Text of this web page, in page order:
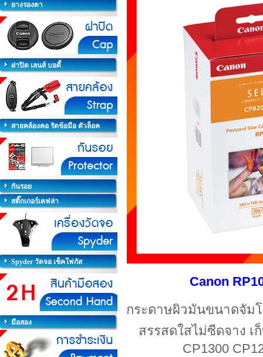
ยางรองตา
ฝาปิด เลนส์ บอดี้
สายคล้องคอ รัดข้อมือ ตัวล็อค
กันรอย
สติ๊กเกอร์เคฟล่า
Spyder วัดจอ เช็คโฟกัส
มือสอง
Canon
กระดาษผิวมันขนาดจัม
สรรสดใสไม่ซีดจาง เ
CP1300